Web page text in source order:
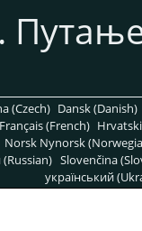
(Czech) Dansk (Danish)
Français (French)
Norsk Nynorsk
(Russian) Slovenčina
український